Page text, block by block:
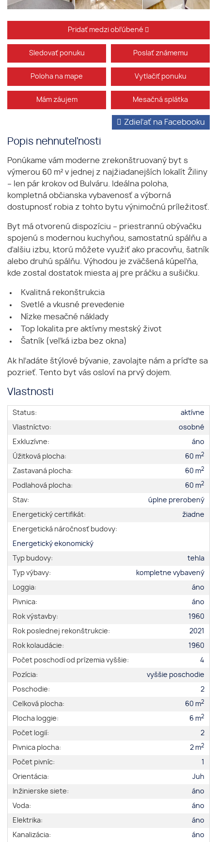
Pridať medzi obľúbené
Sledovať ponuku Poslať známemu
Poloha na mape Vytlačiť ponuku
Mám záujem Mesačná splátka
Popis nehnuteľnosti
Zdieľať na Facebooku
Ponúkame vám moderne zrekonštruovaný byt s
výmerou 60 m² v jednej z najžiadanejších lokalít Žiliny
– len pár krokov od Bulváru. Ideálna poloha,
kompletná občianska vybavenosť a výborná
dostupnosť robia z tohto bytu výnimočnú príležitosť.
Byt má otvorenú dispozíciu – priestrannú obývačku
spojenú s modernou kuchyňou, samostatnú spálňu a
ďalšiu izbu, ktorú môžete využiť ako pracovňu, šatník
alebo druhú spálňu. Výhodou je zväčšená kúpeľňa,
kde zostal dostatok miesta aj pre práčku a sušičku.
Kvalitná rekonštrukcia
Svetlé a vkusné prevedenie
Nízke mesačné náklady
Top lokalita pre aktívny mestský život
Šatník (veľká izba bez okna)
Ak hľadáte štýlové bývanie, zavolajte nám a príďte sa
pozrieť. Tento byt vás osloví na prvý dojem.
Vlastnosti
Status:
aktívne
Vlastníctvo:
osobné
Exkluzívne:
áno
Úžitková plocha:
60 m2
Zastavaná plocha: 60 m2
Podlahová plocha: 60 m2
Stav:
úplne prerobený
Energetický certifikát:
žiadne
Energetická náročnosť budovy:
Energetický ekonomický
Typ budovy:
tehla
Typ výbavy:
kompletne vybavený
Loggia:
áno
Pivnica:
áno
Rok výstavby:
1960
Rok poslednej rekonštrukcie:
2021
Rok kolaudácie:
1960
Počet poschodí od prízemia vyššie:
4
Pozícia:
vyššie poschodie
Poschodie:
2
Celková plocha:
60 m2
Plocha loggie: 6 m2
Počet logií:
2
Pivnica plocha:
2 m2
Počet pivníc:
1
Orientácia:
Juh
Inžinierske siete:
áno
Voda:
áno
Elektrika:
áno
Kanalizácia:
áno